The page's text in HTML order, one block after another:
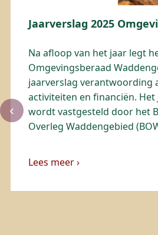
‹
Jaarverslag 2025
Na afloop van het jaar legt
Omgevingsberaad
jaarverslag verantwoording
activiteiten en financiën. Het
wordt vastgesteld door het
Overleg Waddengebied
Lees meer ›